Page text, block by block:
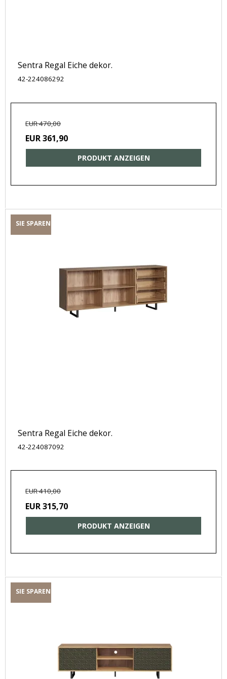
Sentra Regal Eiche dekor.
42-224086292
EUR 470,00
EUR 361,90
PRODUKT ANZEIGEN
SIE SPAREN
Sentra Regal Eiche dekor.
42-224087092
EUR 410,00
EUR 315,70
PRODUKT ANZEIGEN
SIE SPAREN